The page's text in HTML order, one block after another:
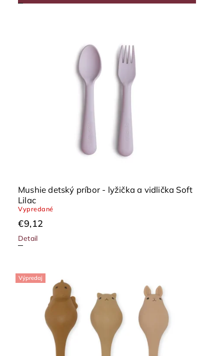
Mushie detský príbor - lyžička a vidlička Soft
Lilac
Vypredané
€9,12
Detail
Výpredaj